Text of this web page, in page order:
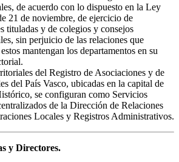
de acuerdo con lo dispuesto en la Ley
21 de noviembre, de ejercicio de
tituladas y de colegios y consejos
sin perjuicio de las relaciones que
mantengan los departamentos en su
del Registro de Asociaciones y de
del País Vasco, ubicadas en la capital de
se configuran como Servicios
de la Dirección de Relaciones
Locales y Registros Administrativos.
y Directores.